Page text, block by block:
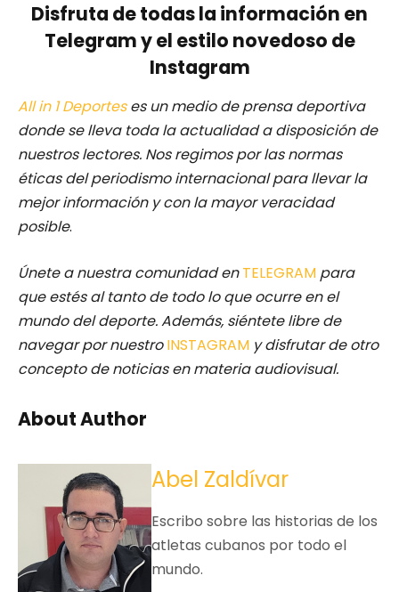
Disfruta de todas la información en
Telegram y el estilo novedoso de
Instagram
All in 1 Deporteses un medio de prensa deportiva
donde se lleva toda la actualidad a disposición de
nuestros lectores. Nos regimos por las normas
éticas del periodismo internacional para llevar la
mejor información y con la mayor veracidad
posible.
Únete a nuestra comunidad enTELEGRAM para
que estés al tanto de todo lo que ocurre en el
mundo del deporte. Además, siéntete libre de
navegar por nuestro INSTAGRAM y disfrutar de otro
concepto de noticias en materia audiovisual.
About Author
Abel Zaldívar
Escribo sobre las historias de los
atletas cubanos por todo el
mundo.